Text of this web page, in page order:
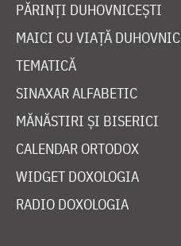
PĂRINȚI DUHOVNICEȘTI
MAICI CU VIAȚĂ
TEMATICĂ
SINAXAR ALFABETIC
MĂNĂSTIRI ȘI BISERICI
CALENDAR ORTODOX
WIDGET DOXOLOGIA
RADIO DOXOLOGIA